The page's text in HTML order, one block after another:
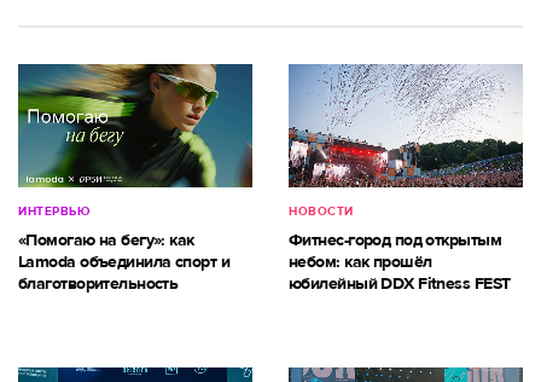
ИНТЕРВЬЮ
«Помогаю на бегу»: как
Lamoda объединила спорт и
благотворительность
НОВОСТИ
Фитнес-город под открытым
небом: как прошёл
юбилейный DDX Fitness FEST